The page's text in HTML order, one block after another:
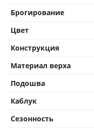
Брогирование
Цвет
Конструкция
Материал верха
Подошва
Каблук
Сезонность